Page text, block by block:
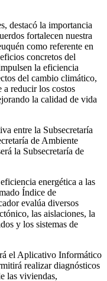
destacó la importancia
fortalecen nuestra
como referente en
concretos del
la eficiencia
del cambio climático,
a reducir los costos
la calidad de vida
entre la Subsecretaría
de Ambiente
la Subsecretaría de
energética a las
Índice de
evalúa diversos
las aislaciones, la
y los sistemas de
el Aplicativo Informático
realizar diagnósticos
las viviendas,